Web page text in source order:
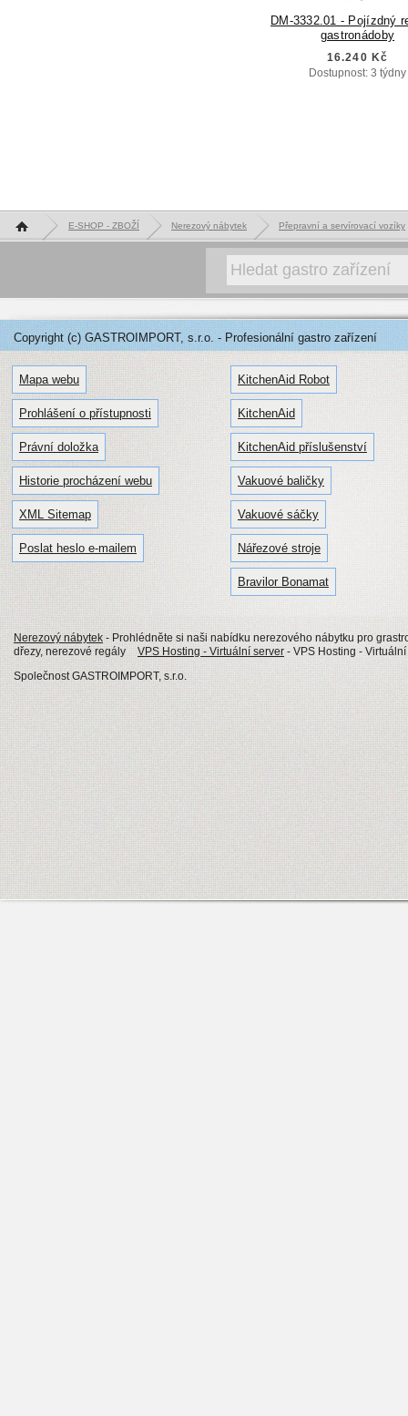
DM-3332.01 - Pojízdný
gastronádoby
16.240 Kč
Dostupnost: 3 týdny
Hlavní stránka E-SHOP - ZBOŽÍ Nerezový nábytek Přepravní a servírovací vozíky
Copyright (c) GASTROIMPORT, s.r.o. - Profesionální gastro zařízení
Mapa webu
Prohlášení o přístupnosti
Právní doložka
Historie procházení webu
XML Sitemap
Poslat heslo e-mailem
KitchenAid Robot
KitchenAid
KitchenAid příslušenství
Vakuové baličky
Vakuové sáčky
Nářezové stroje
Bravilor Bonamat
Nerezový nábytek - Prohlédněte si naši nabídku nerezového nábytku pro
dřezy, nerezové regály
VPS Hosting - Virtuální server - VPS Hosting -
Společnost GASTROIMPORT, s.r.o.